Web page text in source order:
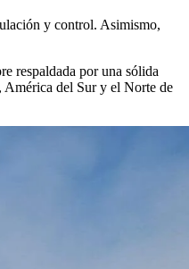
y control. Asimismo,
respaldada por una sólida
América del Sur y el Norte de